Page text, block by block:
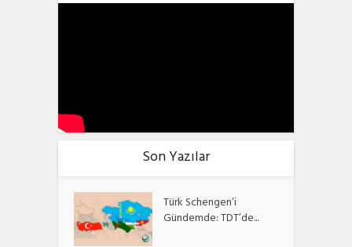
Son Yazılar
Türk Schengen’i
Gündemde: TDT’de...